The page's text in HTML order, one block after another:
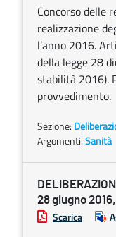
Concorso delle
realizzazione
l’anno 2016.
della legge 28
stabilità 2016).
provvedimento.
Sezione:
Argomenti:Sanità
28 giugno
Scarica